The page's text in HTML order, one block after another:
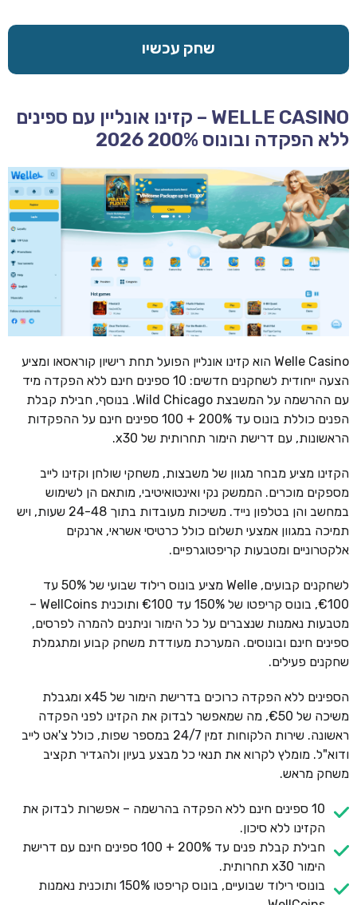
שחק עכשיו
WELLE CASINO – קזינו אונליין עם ספינים
ללא הפקדה ובונוס 200% 2026
Welle Casino הוא קזינו אונליין הפועל תחת רישיון קוראסאו ומציע
הצעה ייחודית לשחקנים חדשים: 10 ספינים חינם ללא הפקדה מיד
עם ההרשמה על המשבצת Wild Chicago. בנוסף, חבילת קבלת
הפנים כוללת בונוס עד 200% + 100 ספינים חינם על ההפקדות
הראשונות, עם דרישת הימור תחרותית של x30.
הקזינו מציע מבחר מגוון של משבצות, משחקי שולחן וקזינו לייב
מספקים מוכרים. הממשק נקי ואינטואיטיבי, מותאם הן לשימוש
במחשב והן בטלפון נייד. משיכות מעובדות בתוך 24-48 שעות, ויש
תמיכה במגוון אמצעי תשלום כולל כרטיסי אשראי, ארנקים
אלקטרוניים ומטבעות קריפטוגרפיים.
לשחקנים קבועים, Welle מציע בונוס רילוד שבועי של 50% עד
€100, בונוס קריפטו של 150% עד €100 ותוכנית WellCoins –
מטבעות נאמנות שנצברים על כל הימור וניתנים להמרה לפרסים,
ספינים חינם ובונוסים. המערכת מעודדת משחק קבוע ומתגמלת
שחקנים פעילים.
הספינים ללא הפקדה כרוכים בדרישת הימור של x45 ומגבלת
משיכה של €50, מה שמאפשר לבדוק את הקזינו לפני הפקדה
ראשונה. שירות הלקוחות זמין 24/7 במספר שפות, כולל צ'אט לייב
ודוא"ל. מומלץ לקרוא את תנאי כל מבצע בעיון ולהגדיר תקציב
משחק מראש.
10 ספינים חינם ללא הפקדה בהרשמה – אפשרות לבדוק את
הקזינו ללא סיכון.
חבילת קבלת פנים עד 200% + 100 ספינים חינם עם דרישת
הימור x30 תחרותית.
בונוסי רילוד שבועיים, בונוס קריפטו 150% ותוכנית נאמנות